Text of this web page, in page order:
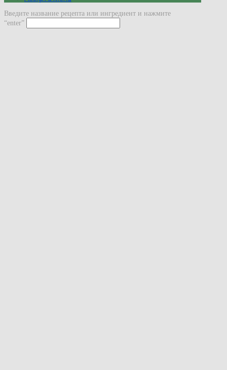
Введите название рецепта или ингредиент и нажмите
“enter”